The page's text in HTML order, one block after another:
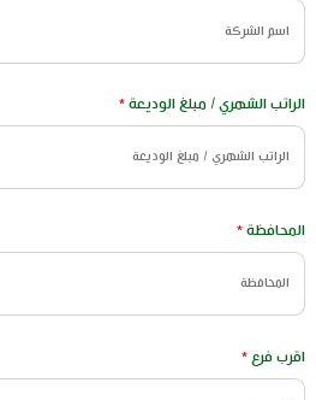
الراتب الشهري / مبلغ الوديعة *
المحافظة *
المحافظة
اقرب فرع *